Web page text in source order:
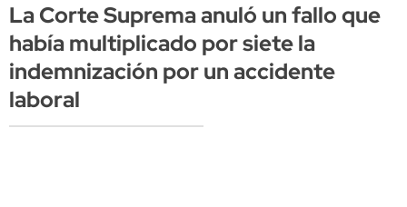
La Corte Suprema anuló un fallo que
había multiplicado por siete la
indemnización por un accidente
laboral